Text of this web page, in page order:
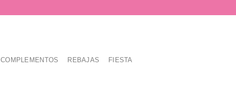
COMPLEMENTOS REBAJAS FIESTA